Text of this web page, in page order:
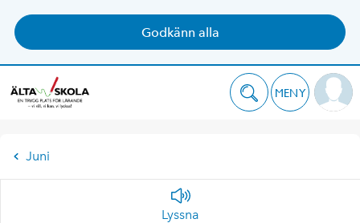
Godkänn alla
MENY
Juni
Lyssna